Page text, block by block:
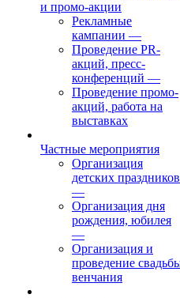
и промо-акции
Рекламные
кампании —
Проведение PR-
акций, пресс-
конференций —
Проведение промо-
акций, работа на
выставках
Частные мероприятия
Организация
детских праздников
—
Организация дня
рождения, юбилея
—
Организация и
проведение
венчания